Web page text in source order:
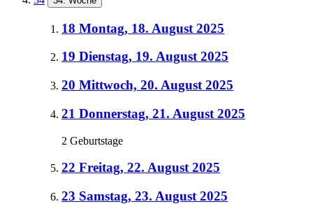
18 Montag, 18. August 2025
19 Dienstag, 19. August 2025
20 Mittwoch, 20. August 2025
21 Donnerstag, 21. August 2025
2 Geburtstage
22 Freitag, 22. August 2025
23 Samstag, 23. August 2025